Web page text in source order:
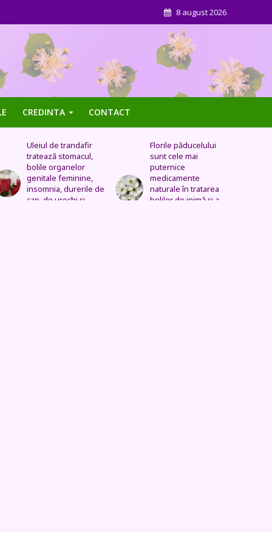
8 august 2026
CREDINTA CONTACT
Florile păducelului
sunt cele mai
puternice
medicamente
naturale în tratarea
bolilor de inimă şi a
Panseluța sălbatică –
Este eficientă pentru
cistită, ameliorează
constipația, are grijă
de sănătatea urinară,
tratează problemele